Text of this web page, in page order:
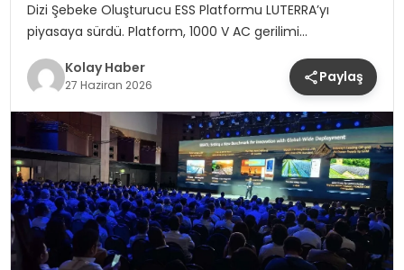
Dizi Şebeke Oluşturucu ESS Platformu LUTERRA’yı
piyasaya sürdü. Platform, 1000 V AC gerilimi…
Kolay Haber
27 Haziran 2026 Paylaş